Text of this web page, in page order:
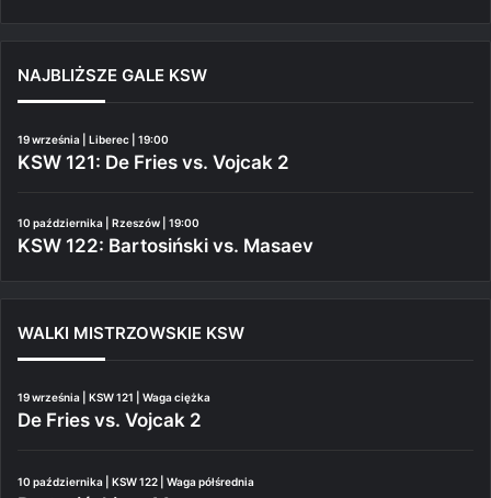
NAJBLIŻSZE GALE KSW
19 września | Liberec | 19:00
KSW 121: De Fries vs. Vojcak 2
10 października | Rzeszów | 19:00
KSW 122: Bartosiński vs. Masaev
WALKI MISTRZOWSKIE KSW
19 września | KSW 121 | Waga ciężka
De Fries vs. Vojcak 2
10 października | KSW 122 | Waga półśrednia